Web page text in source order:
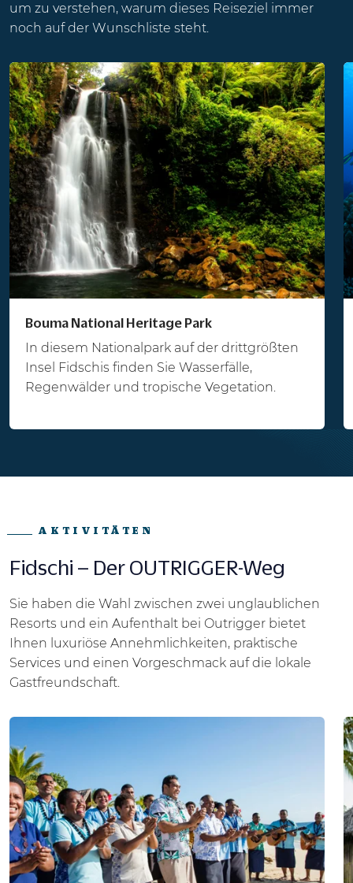
um zu verstehen, warum dieses Reiseziel immer
noch auf der Wunschliste steht.
Bouma National Heritage Park
In diesem Nationalpark auf der drittgrößten
Insel Fidschis finden Sie Wasserfälle,
Regenwälder und tropische Vegetation.
AKTIVITÄTEN
Fidschi – Der OUTRIGGER-Weg
Sie haben die Wahl zwischen zwei unglaublichen
Resorts und ein Aufenthalt bei Outrigger bietet
Ihnen luxuriöse Annehmlichkeiten, praktische
Services und einen Vorgeschmack auf die lokale
Gastfreundschaft.